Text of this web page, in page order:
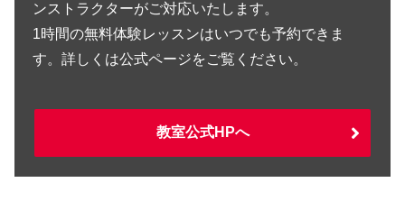
ンストラクターがご対応いたします。
1時間の無料体験レッスンはいつでも予約できま
す。詳しくは公式ページをご覧ください。
教室公式HPへ